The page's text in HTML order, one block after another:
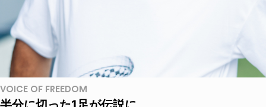
VOICE OF FREEDOM